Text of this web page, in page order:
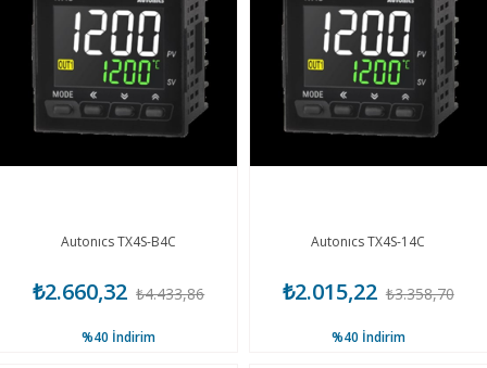
Autonıcs TX4S-B4C
₺2.660,32 ₺4.433,86
%40 İndirim
Autonıcs TX4S-14C
₺2.015,22 ₺3.358,70
%40 İndirim